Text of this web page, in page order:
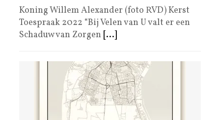
Koning Willem Alexander (foto RVD) Kerst
Toespraak 2022 “Bij Velen van U valt er een
Schaduw van Zorgen [...]